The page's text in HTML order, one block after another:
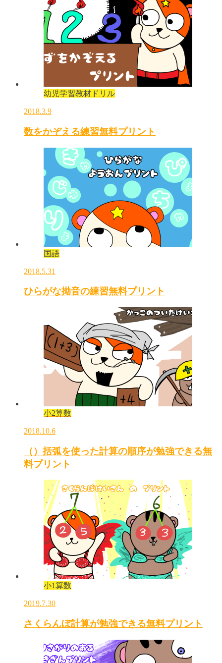
幼児学習教材ドリル
2018.3.9
数をかぞえる練習無料プリント
国語
2018.5.31
ひらがな拗音の練習無料プリント
小2算数
2018.10.6
（）括弧を使った計算の順序が勉強できる無
料プリント
小1算数
2019.7.30
さくらんぼ計算が勉強できる無料プリント